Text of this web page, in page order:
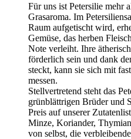
Für uns ist Petersilie mehr
Grasaroma. Im
Raum aufgetischt wird,
Gemüse, das herben
Note verleiht. Ihre
förderlich sein und dank
steckt, kann sie sich mit
messen.
Stellvertretend steht das
grünblättrigen Brüder und
Preis auf unserer
Minze, Koriander,
von selbst, die